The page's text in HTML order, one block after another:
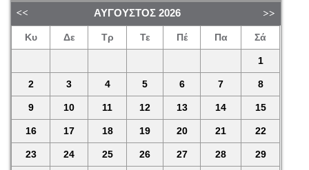
ΑΎΓΟΥΣΤΟΣ 2026
Κυ Δε Τρ Τε Πέ Πα Σά
1
2 3 4 5 6 7 8
9 10 11 12 13 14 15
16 17 18 19 20 21 22
23 24 25 26 27 28 29